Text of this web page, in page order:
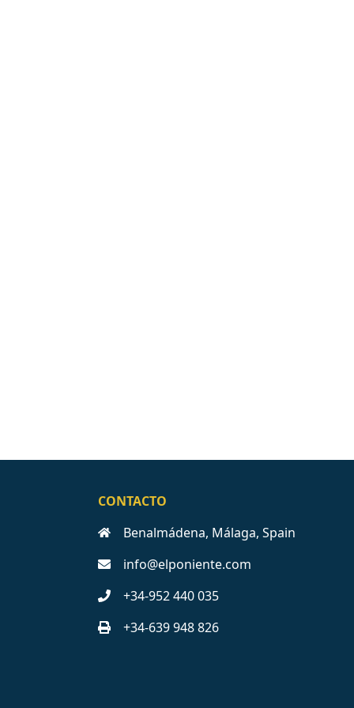
CONTACTO
Benalmádena, Málaga, Spain
info@elponiente.com
+34-952 440 035
+34-639 948 826